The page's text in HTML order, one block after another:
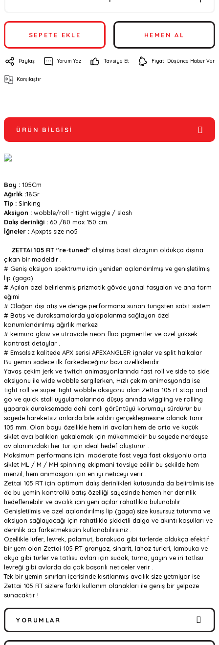
SEPETE EKLE HEMEN AL
Paylaş Yorum Yaz Tavsiye Et Fiyatı Düşünce Haber Ver
Karşılaştır
ÜRÜN BILGISI
Boy : 105Cm
Ağırlık :18Gr
Tip : Sinking
Aksiyon : wobble/roll - tight wiggle / slash
Dalış derinliği : 60 /80 max 150 cm.
İğneler : Apxpts sıze no5
ZETTAI 105 RT "re-tuned" alışılmış basit dizaynın oldukça dışına
çıkan bir modeldir .
# Geniş aksiyon spektrumu için yeniden açılandırılmış ve genişletilmiş
lip (gaga)
# Açıları özel belirlenmiş prizmatik gövde yanal fasyaları ve ana form
eğimi
# Olağan dışı atış ve denge performansı sunan tungsten sabit sistem
# Batış ve duraksamalarda yalapalanma sağlayan özel
konumlandırılmış ağırlık merkezi
# keimura glow ve utraviole neon fluo pigmentler ve özel yüksek
kontrast detaylar .
# Emsalsiz kalitede APX serisi APEXANGLER igneler ve split halkalar
Bu yemin sadece ilk farkedeceğiniz bazı ozellikleridir .
Yavaş çekim jerk ve twitch animasyonlarında fast roll ve side to side
aksiyonu ile wide wobble sergilerken, Hızlı çekim animasyonda ise
tight roll ve super tight wobble aksiyonu alan Zettai 105 rt stop and
go ve quick stall uygulamalarında düşüş anında wiggling ve rolling
yaparak duraksamada dahi canlı görüntüyü korumayı sürdürür bu
sayede hareketsiz anlarda bile saldırı gerçekleşmesine olanak tanır .
105 mm. Olan boyu özellikle hem iri avcıları hem de orta ve küçük
siklet avcı balıkları yakalamak için mükemmeldir bu sayede nerdeyse
av alanınızdaki her tür için ideal hedef oluşturur .
Maksimum performans için moderate fast veya fast aksiyonlu orta
siklet ML / M / MH spinning ekipmani tavsiye edilir bu şekilde hem
menzil, hem animasyon için en iyi neticeyi verir .
Zettai 105 RT için optimum dalış derinlikleri kutusunda da belirtilmis ise
de bu yemin kontrollü batış özelliği sayesinde hemen her derinlik
hedeflenebilir ve avcılık için yeni açılar rahatlıkla bulunabilir .
Genişletilmiş ve özel açılandırılmış lip (gaga) size kusursuz tutunma ve
aksiyon sağlayacağı için rahatlıkla şiddetli dalga ve akıntı koşulları ve
derinlik açı farketmeksizin kullanabilirsiniz .
Özellikle lüfer, levrek, palamut, barakuda gibi türlerde oldukça efektif
bir yem olan Zettai 105 RT granyoz, sinarit, lahoz turleri, lambuka ve
akya gibi türler ve tatlısu avları için sudak, turna, yayın ve iri tatlısu
levreği gibi avlarda da çok başarılı neticeler verir .
Tek bir yemin sınırları içerisinde kısıtlanmış avcılık size yetmiyor ise
Zettai 105 RT sizlere farklı kullanım olanakları ile geniş bir yelpaze
sunacaktır !
YORUMLAR